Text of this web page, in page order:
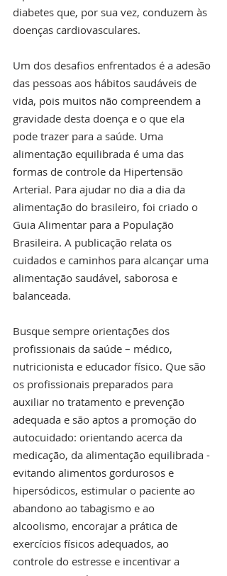
diabetes que, por sua vez, conduzem às
doenças cardiovasculares.
Um dos desafios enfrentados é a adesão
das pessoas aos hábitos saudáveis de
vida, pois muitos não compreendem a
gravidade desta doença e o que ela
pode trazer para a saúde. Uma
alimentação equilibrada é uma das
formas de controle da Hipertensão
Arterial. Para ajudar no dia a dia da
alimentação do brasileiro, foi criado o
Guia Alimentar para a População
Brasileira. A publicação relata os
cuidados e caminhos para alcançar uma
alimentação saudável, saborosa e
balanceada.
Busque sempre orientações dos
profissionais da saúde – médico,
nutricionista e educador físico. Que são
os profissionais preparados para
auxiliar no tratamento e prevenção
adequada e são aptos a promoção do
autocuidado: orientando acerca da
medicação, da alimentação equilibrada -
evitando alimentos gordurosos e
hipersódicos, estimular o paciente ao
abandono ao tabagismo e ao
alcoolismo, encorajar a prática de
exercícios físicos adequados, ao
controle do estresse e incentivar a